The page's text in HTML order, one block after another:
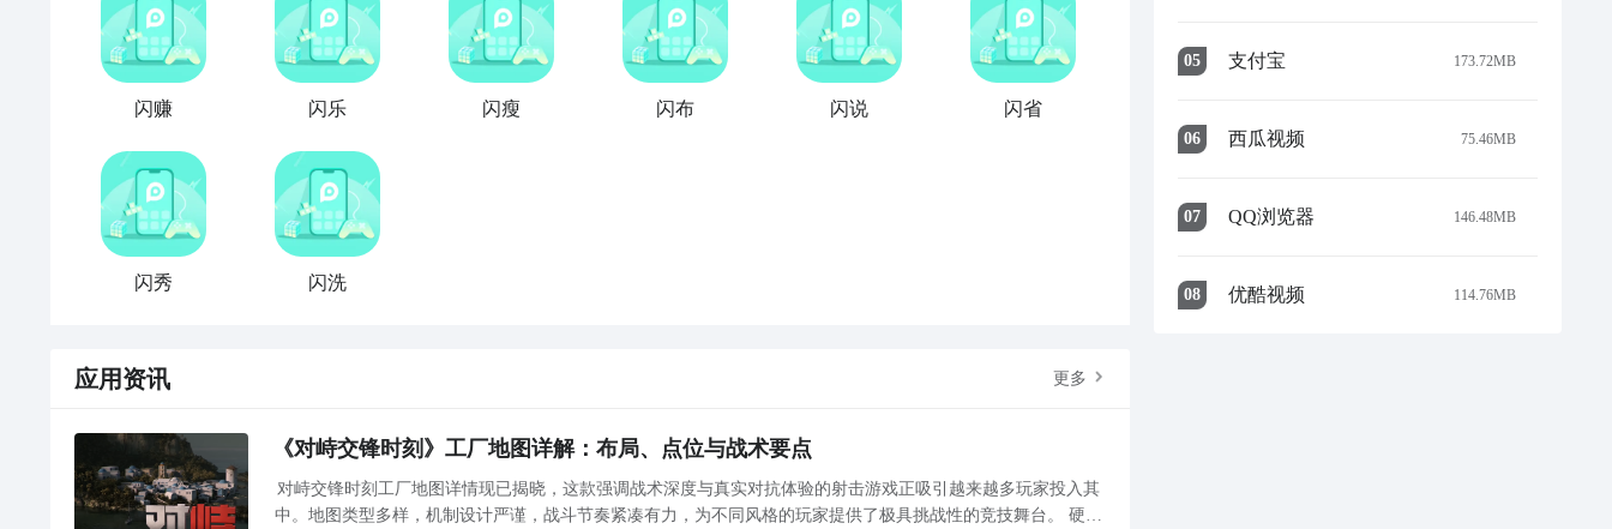
闪赚 闪乐 闪瘦 闪布 闪说 闪省
闪秀 闪洗
应用资讯 更多
《对峙交锋时刻》工厂地图详解：布局、点位与战术要点
对峙交锋时刻工厂地图详情现已揭晓，这款强调战术深度与真实对抗体验的射击游戏正吸引越来越多玩家投入其
中。地图类型多样，机制设计严谨，战斗节奏紧凑有力，为不同风格的玩家提供了极具挑战性的竞技舞台。 硬核
05 支付宝 173.72MB
06 西瓜视频 75.46MB
07 QQ浏览器 146.48MB
08 优酷视频 114.76MB